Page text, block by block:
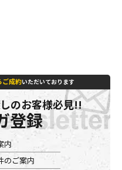
ご成約いただいております
のお客様必見!!
登録
内
のご案内